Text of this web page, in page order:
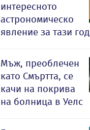
интересното
астрономическо
явление за тази
Мъж, преоблечен
като Смъртта, се
качи на покрива
на болница в Уелс